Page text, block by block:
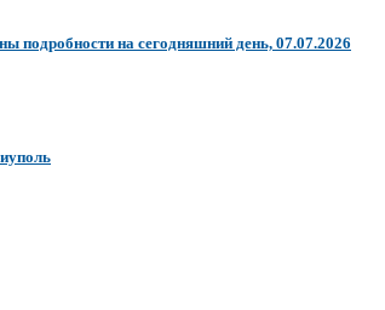
подробности на сегодняшний день, 07.07.2026